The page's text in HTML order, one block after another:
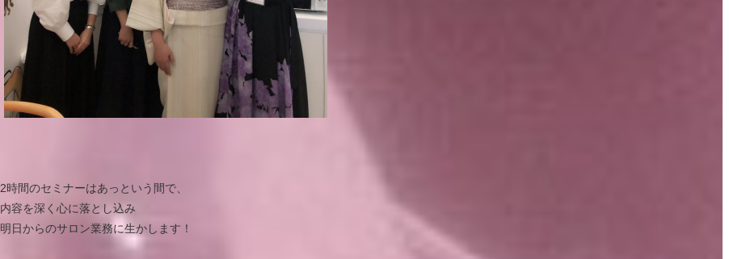
2時間のセミナーはあっという間で、
内容を深く心に落とし込み
明日からのサロン業務に生かします！